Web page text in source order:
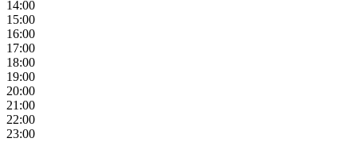
14:00
15:00
16:00
17:00
18:00
19:00
20:00
21:00
22:00
23:00